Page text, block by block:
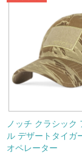
ノッチ クラシック
ル デザートタイガ
オペレーター